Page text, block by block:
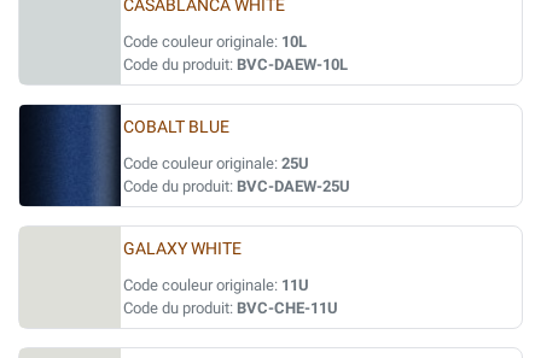
CASABLANCA WHITE
Code couleur originale: 10L
Code du produit: BVC-DAEW-10L
COBALT BLUE
Code couleur originale: 25U
Code du produit: BVC-DAEW-25U
GALAXY WHITE
Code couleur originale: 11U
Code du produit: BVC-CHE-11U